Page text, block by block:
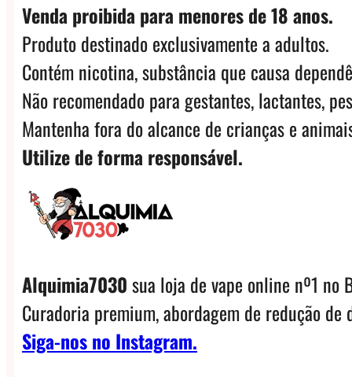
Venda proibida para menores de 18 anos.
Produto destinado exclusivamente a adultos.
Contém nicotina, substância que causa
Não recomendado para gestantes, lactantes,
Mantenha fora do alcance de crianças e
Utilize de forma responsável.
Alquimia7030sua loja de vape online nº1 no
Curadoria premium, abordagem de redução
Siga-nos no Instagram.